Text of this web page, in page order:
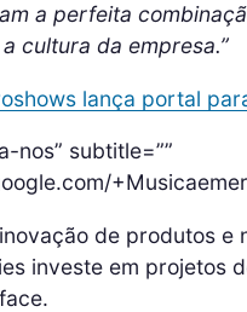
a perfeita
cultura da empresa.”
lança portal
nos” subtitle=””
de produtos e
investe em projetos